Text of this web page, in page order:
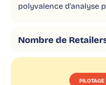
polyvalence d’analyse
Nombre de